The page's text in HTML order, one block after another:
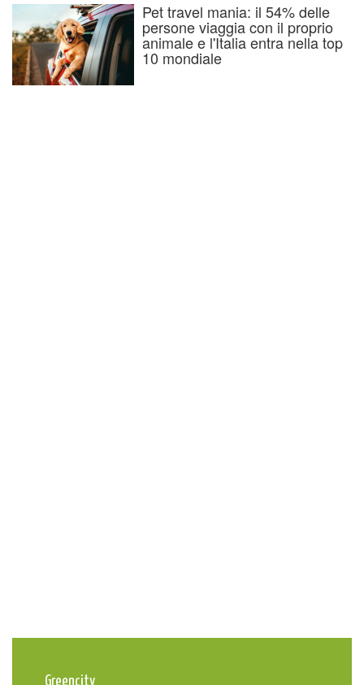
Pet travel mania: il 54% delle
persone viaggia con il proprio
animale e l'Italia entra nella top
10 mondiale
Greencity